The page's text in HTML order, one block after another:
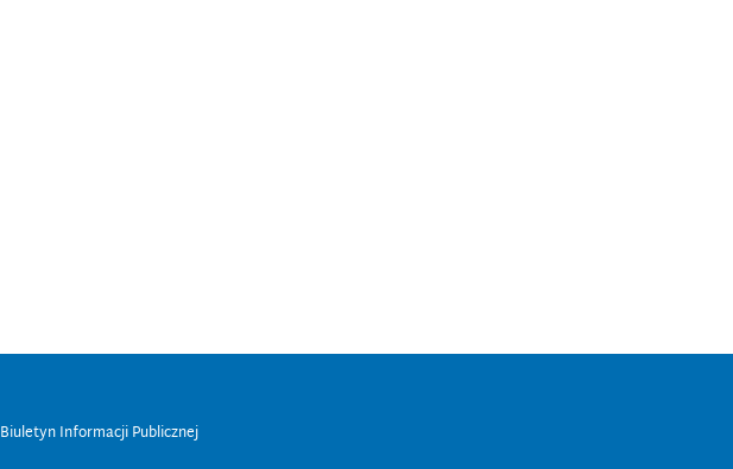
Biuletyn Informacji Publicznej